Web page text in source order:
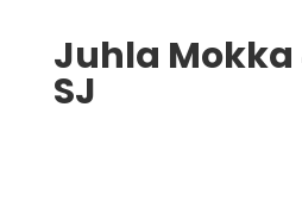
Juhla Mokka
SJ